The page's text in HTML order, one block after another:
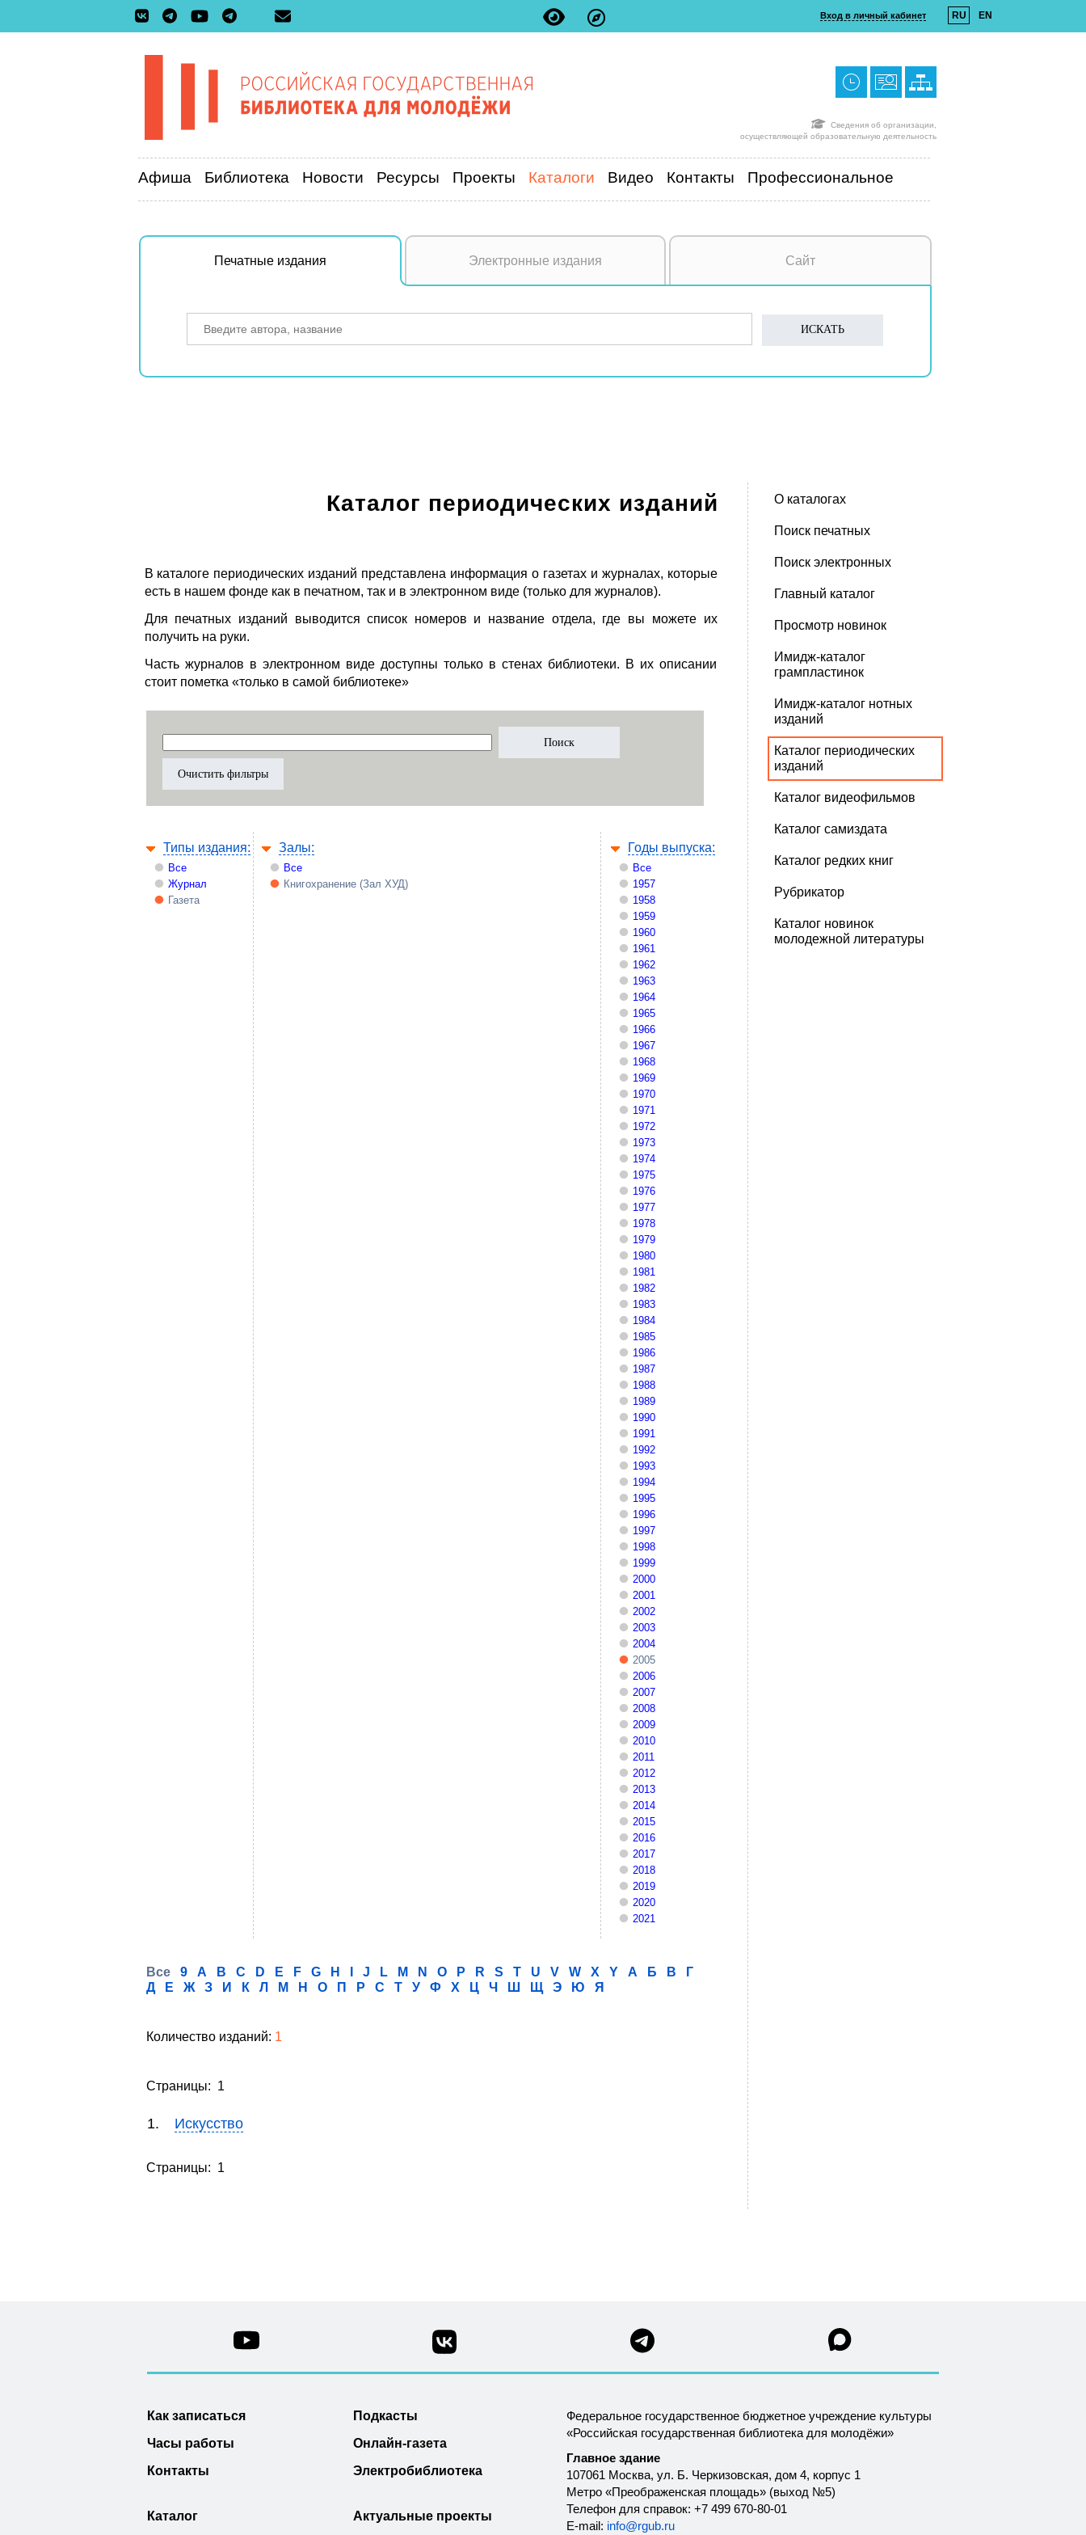
Вход в личный кабинет RU EN
Сведения об организации,
осуществляющей образовательную деятельность
Афиша Библиотека Новости Ресурсы Проекты Каталоги Видео Контакты Профессиональное
Печатные издания Электронные издания Сайт
Каталог периодических изданий
В каталоге периодических изданий представлена информация о газетах и журналах, которые
есть в нашем фонде как в печатном, так и в электронном виде (только для журналов).
Для печатных изданий выводится список номеров и название отдела, где вы можете их
получить на руки.
Часть журналов в электронном виде доступны только в стенах библиотеки. В их описании
стоит пометка «только в самой библиотеке»
Типы издания:
Все
Журнал
Газета
Залы:
Все
Книгохранение (Зал ХУД)
Годы выпуска:
Все
1957
1958
1959
1960
1961
1962
1963
1964
1965
1966
1967
1968
1969
1970
1971
1972
1973
1974
1975
1976
1977
1978
1979
1980
1981
1982
1983
1984
1985
1986
1987
1988
1989
1990
1991
1992
1993
1994
1995
1996
1997
1998
1999
2000
2001
2002
2003
2004
2005
2006
2007
2008
2009
2010
2011
2012
2013
2014
2015
2016
2017
2018
2019
2020
2021
Все 9 A B C D E F G H J L M N O P R S T U V W X Y А Б В
Г
Д
Е Ж З И К Л М Н О П Р С Т У Ф Х Ц Ч Ш Щ Э Ю Я
Количество изданий: 1
Страницы: 1
1. Искусство
Страницы: 1
О каталогах
Поиск печатных
Поиск электронных
Главный каталог
Просмотр новинок
Имидж-каталог
грампластинок
Имидж-каталог нотных
изданий
Каталог периодических
изданий
Каталог видеофильмов
Каталог самиздата
Каталог редких книг
Рубрикатор
Каталог новинок
молодежной литературы
Как записаться
Часы работы
Контакты
Каталог
Подкасты
Онлайн-газета
Электробиблиотека
Актуальные проекты
Федеральное государственное бюджетное учреждение культуры
«Российская государственная библиотека для молодёжи»
Главное здание
107061 Москва, ул. Б. Черкизовская, дом 4, корпус 1
Метро «Преображенская площадь» (выход №5)
Телефон для справок: +7 499 670-80-01
E-mail: info@rgub.ru